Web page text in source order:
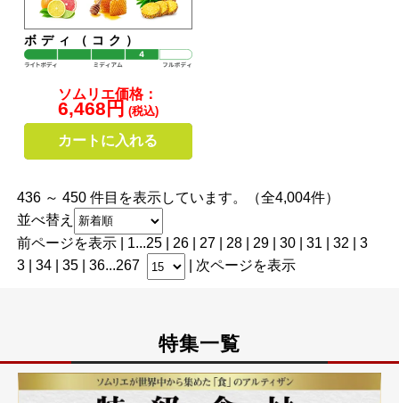
ボディ（コク）
ソムリエ価格：
6,468円 (税込)
カートに入れる
436 ～ 450 件目を表示しています。（全4,004件）
並べ替え
前ページを表示| 1...25| 26| 27| 28| 29| 30 | 31 32
3
3| 34| 35| 36...267 次ページを表示
特集一覧